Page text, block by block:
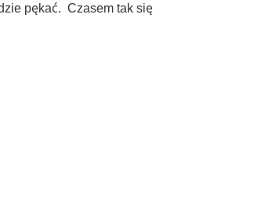
pękać. Czasem tak się